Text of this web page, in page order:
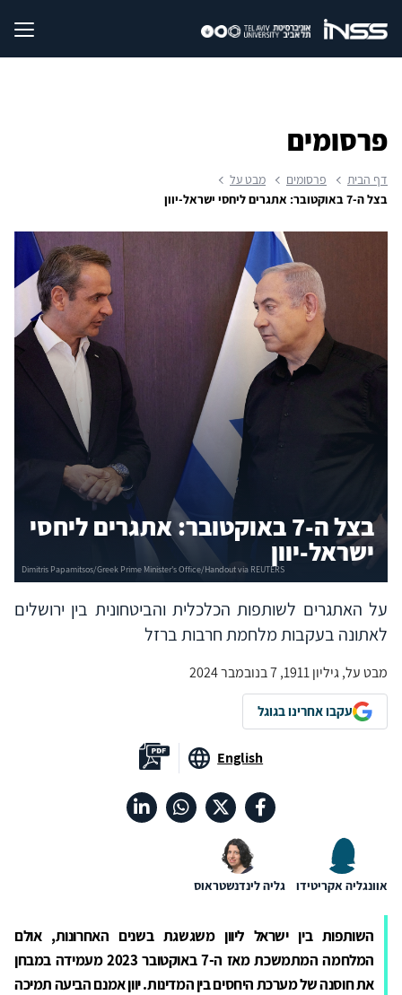
פרסומים
דף הבית פרסומים
מבט על
בצל ה-7 באוקטובר: אתגרים ליחסי ישראל-יוון
בצל ה-7 באוקטובר: אתגרים ליחסי
ישראל-יוון
על האתגרים לשותפות הכלכלית והביטחונית בין ירושלים
לאתונה בעקבות מלחמת חרבות ברזל
מבט על, גיליון 1911, 7 בנובמבר 2024
עקבו אחרינו בגוגל
English
אוונגליה אקריטידו גליה לינדנשטראוס
השותפות בין ישראל ליוון משגשגת בשנים האחרונות, אולם
המלחמה המתמשכת מאז ה-7 באוקטובר 2023 מעמידה במבחן
את חוסנה של מערכת היחסים בין המדינות. יוון אמנם הביעה תמיכה